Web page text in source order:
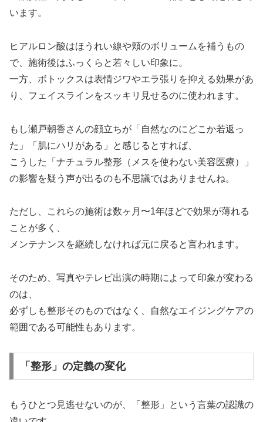
います。
ヒアルロン酸はほうれい線や頬のボリュームを補うもの
で、施術後はふっくらと若々しい印象に。
一方、ボトックスは表情ジワやエラ張りを抑える効果があ
り、フェイスラインをスッキリ見せるのに使われます。
もし瀬戸朝香さんの顔立ちが「自然なのにどこか若返っ
た」「肌にハリがある」と感じるとすれば、
こうした「ナチュラル整形（メスを使わない美容医療）」
の影響を疑う声が出るのも不思議ではありませんね。
ただし、これらの施術は数ヶ月〜1年ほどで効果が薄れる
ことが多く、
メンテナンスを継続しなければ元に戻ると言われます。
そのため、写真やテレビ出演の時期によって印象が変わる
のは、
必ずしも整形そのものではなく、自然なエイジングケアの
範囲である可能性もあります。
「整形」の定義の変化
もうひとつ見逃せないのが、「整形」という言葉の認識の